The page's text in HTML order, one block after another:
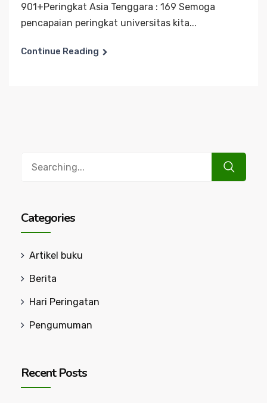
901+Peringkat Asia Tenggara : 169 Semoga
pencapaian peringkat universitas kita...
Continue Reading
Categories
Artikel buku
Berita
Hari Peringatan
Pengumuman
Recent Posts